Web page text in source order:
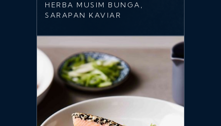
HERBA MUSIM BUNGA,
SARAPAN KAVIAR